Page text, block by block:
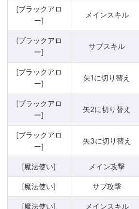
[ブラックアロ
ー]
メインスキル
[ブラックアロ
ー]
サブスキル
[ブラックアロ
ー]
矢1に切り替え
[ブラックアロ
ー]
矢2に切り替え
[ブラックアロ
ー]
矢3に切り替え
[魔法使い] メイン攻撃
[魔法使い] サブ攻撃
[魔法使い] メインスキル